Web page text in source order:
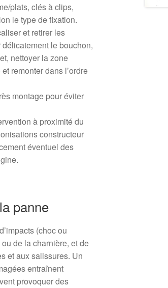
plats, clés à clips,
le type de fixation.
et retirer les
le bouchon,
nettoyer la zone
remonter dans l’ordre
montage pour éviter
à proximité du
constructeur
éventuel des
panne
(choc ou
de la charnière, et de
et aux salissures. Un
entraînent
provoquer des